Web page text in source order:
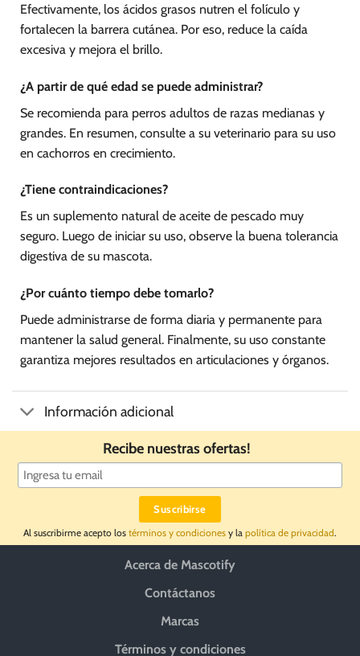
Efectivamente, los ácidos grasos nutren el folículo y
fortalecen la barrera cutánea. Por eso, reduce la caída
excesiva y mejora el brillo.
¿A partir de qué edad se puede administrar?
Se recomienda para perros adultos de razas medianas y
grandes. En resumen, consulte a su veterinario para su uso
en cachorros en crecimiento.
¿Tiene contraindicaciones?
Es un suplemento natural de aceite de pescado muy
seguro. Luego de iniciar su uso, observe la buena tolerancia
digestiva de su mascota.
¿Por cuánto tiempo debe tomarlo?
Puede administrarse de forma diaria y permanente para
mantener la salud general. Finalmente, su uso constante
garantiza mejores resultados en articulaciones y órganos.
Información adicional
Recibe nuestras ofertas!
Al suscribirme acepto los términos y condiciones y la política de privacidad.
Acerca de Mascotify
Contáctanos
Marcas
Términos y condiciones